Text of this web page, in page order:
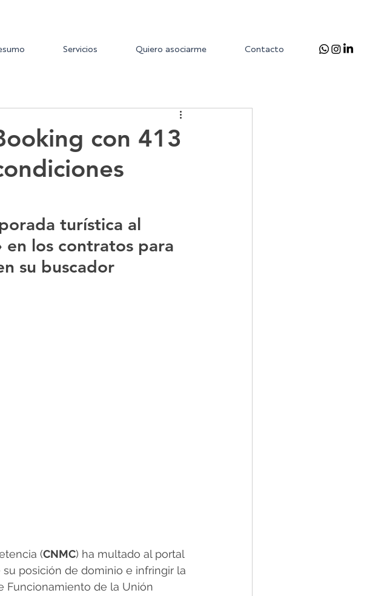
Servicios Quiero asociarme Contacto
con 413
turística al
los contratos para
su buscador
(CNMC) ha multado al portal
su posición de dominio e infringir la
Funcionamiento de la Unión